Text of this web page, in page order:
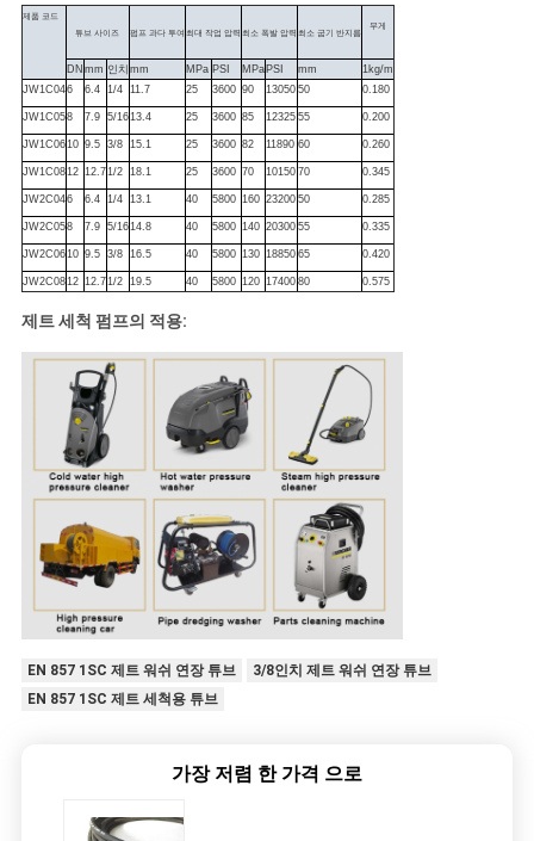
제품 코드
튜브 사이즈
펌프 과다 투여 최대 작업 압력 최소 폭발 압력 최소 굽기 반지름
무게
DN mm 인치 mm MPa PSI MPa PSI mm
1kg/m
JW1C046 6.4 1/4 11.7 25 3600 90 13050 50 0.180
JW1C058 7.9 5/1613.4 25 3600 85 12325 55 0.200
JW1C0610 9.5 3/8 15.1 25 3600 82 11890 60 0.260
JW1C0812 12.71/2 18.1 25 3600 70 10150 70 0.345
JW2C046 6.4 1/4 13.1 40 5800 160 23200 50 0.285
JW2C058 7.9 5/1614.8 40 5800 140 20300 55 0.335
JW2C0610 9.5 3/8 16.5 40 5800 130 18850 65 0.420
JW2C0812 12.71/2 19.5 40 5800 120 17400 80 0.575
제트 세척 펌프의 적용:
EN 857 1SC 제트 워쉬 연장 튜브
3/8인치 제트 워쉬 연장 튜브
EN 857 1SC 제트 세척용 튜브
가장 저렴 한 가격 으로